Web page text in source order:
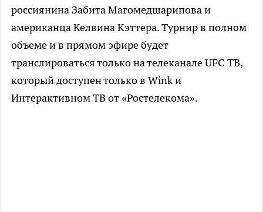
россиянина Забита Магомедшарипова и
американца Келвина Кэттера. Турнир в полном
объеме и в прямом эфире будет
транслироваться только на телеканале UFC ТВ,
который доступен только в Wink и
Интерактивном ТВ от «Ростелекома».